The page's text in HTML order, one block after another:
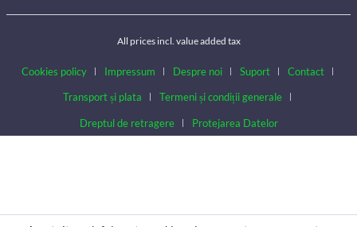
All prices incl. value added tax
Cookies policy Impressum Despre noi Suport
Contact
Transport și plata
Termeni și condiții generale
Dreptul de retragere Protejarea Datelor